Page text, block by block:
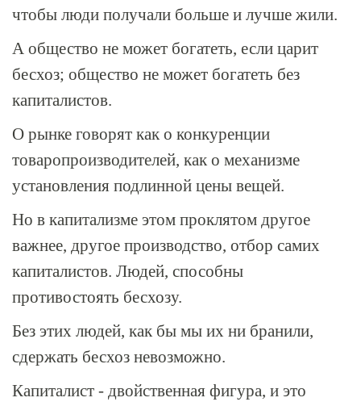
чтобы люди получали больше и лучше жили.
А общество не может богатеть, если царит
бесхоз; общество не может богатеть без
капиталистов.
О рынке говорят как о конкуренции
товаропроизводителей, как о механизме
установления подлинной цены вещей.
Но в капитализме этом проклятом другое
важнее, другое производство, отбор самих
капиталистов. Людей, способны
противостоять бесхозу.
Без этих людей, как бы мы их ни бранили,
сдержать бесхоз невозможно.
Капиталист - двойственная фигура, и это